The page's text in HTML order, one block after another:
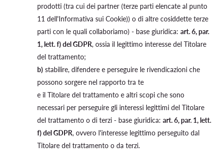
prodotti (tra cui dei partner (terze parti elencate al punto
11 dell'Informativa sui Cookie)) o di altre cosiddette terze
parti con le quali collaboriamo) - base giuridica: art. 6, par.
1, lett. f) del GDPR, ossia il legittimo interesse del Titolare
del trattamento;
b) stabilire, difendere e perseguire le rivendicazioni che
possono sorgere nel rapporto tra te
e il Titolare del trattamento e altri scopi che sono
necessari per perseguire gli interessi legittimi del Titolare
del trattamento o di terzi - base giuridica: art. 6, par. 1, lett.
f) del GDPR, ovvero l'interesse legittimo perseguito dal
Titolare del trattamento o da terzi.